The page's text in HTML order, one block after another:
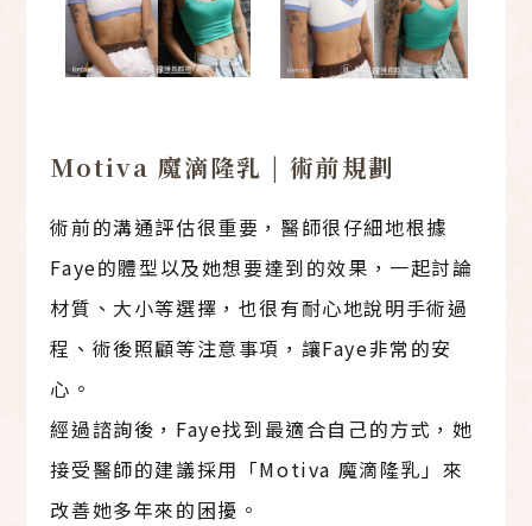
Motiva 魔滴隆乳 | 術前規劃
術前的溝通評估很重要，醫師很仔細地根據
Faye的體型以及她想要達到的效果，一起討論
材質、大小等選擇，也很有耐心地說明手術過
程、術後照顧等注意事項，讓Faye非常的安
心。
經過諮詢後，Faye找到最適合自己的方式，她
接受醫師的建議採用「Motiva 魔滴隆乳」來
改善她多年來的困擾。